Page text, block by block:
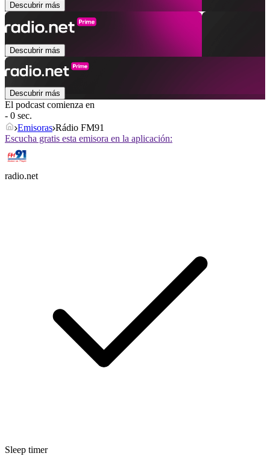
Descubrir más
Descubrir más
Descubrir más
El podcast comienza en
- 0 sec.
Emisoras Rádio FM91
Escucha gratis esta emisora en la aplicación:
radio.net
Sleep timer